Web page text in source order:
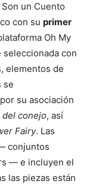
un Cuento
con su primer
Oh My
seleccionada con
elementos de
se
su asociación
del conejo, así
Fairy. Las
conjuntos
— e incluyen el
las piezas están